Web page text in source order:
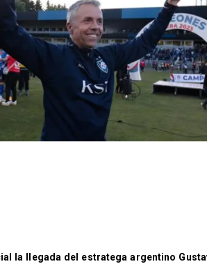
la llegada del estratega argentino